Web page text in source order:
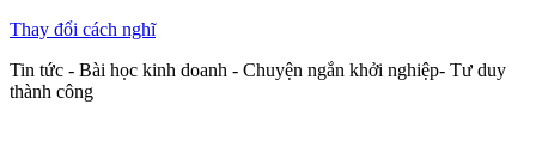
Thay đổi cách nghĩ
Tin tức - Bài học kinh doanh - Chuyện ngắn khởi nghiệp- Tư duy
thành công